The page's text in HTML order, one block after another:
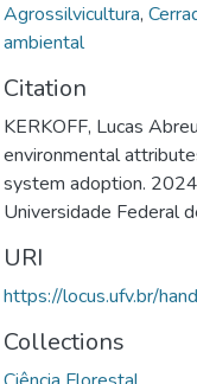
Agrossilvicultura,
ambiental
Citation
KERKOFF, Lucas
environmental
system adoption.
Universidade Federal
URI
https://locus.ufv.br/
Collections